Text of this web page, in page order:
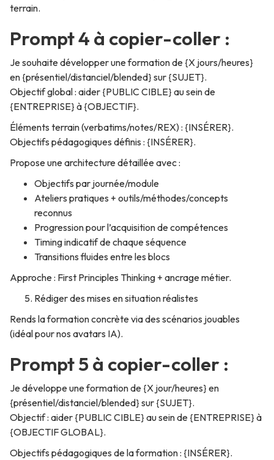
terrain.
Prompt 4 à copier-coller :
Je souhaite développer une formation de {X jours/heures}
en {présentiel/distanciel/blended} sur {SUJET}.
Objectif global : aider {PUBLIC CIBLE} au sein de
{ENTREPRISE} à {OBJECTIF}.
Éléments terrain (verbatims/notes/REX) : {INSÉRER}.
Objectifs pédagogiques définis : {INSÉRER}.
Propose une architecture détaillée avec :
Objectifs par journée/module
Ateliers pratiques + outils/méthodes/concepts
reconnus
Progression pour l’acquisition de compétences
Timing indicatif de chaque séquence
Transitions fluides entre les blocs
Approche : First Principles Thinking + ancrage métier.
Rédiger des mises en situation réalistes
Rends la formation concrète via des scénarios jouables
(idéal pour nos avatars IA).
Prompt 5 à copier-coller :
Je développe une formation de {X jour/heures} en
{présentiel/distanciel/blended} sur {SUJET}.
Objectif : aider {PUBLIC CIBLE} au sein de {ENTREPRISE} à
{OBJECTIF GLOBAL}.
Objectifs pédagogiques de la formation : {INSÉRER}.